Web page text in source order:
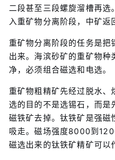
二段甚至三段螺旋溜槽再选
入重矿物分离阶段，中矿返
重矿物分离阶段的任务是把
出来。海滨砂矿的重矿物种
净，必须组合磁选和电选。
重矿物粗精矿先经过脱水、
选的目的不是选锡石，而是
磁铁矿去掉。钛铁矿是强磁
吸走。磁场强度8000到
磁选出来的钛铁矿精矿可以